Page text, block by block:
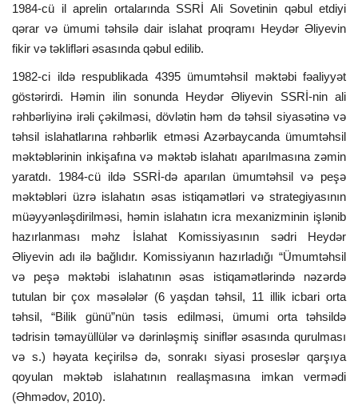
1984-cü il aprelin ortalarında SSRİ Ali Sovetinin qəbul etdiyi
qərar və ümumi təhsilə dair islahat proqramı Heydər Əliyevin
fikir və təklifləri əsasında qəbul edilib.
1982-ci ildə respublikada 4395 ümumtəhsil məktəbi fəaliyyət
göstərirdi. Həmin ilin sonunda Heydər Əliyevin SSRİ-nin ali
rəhbərliyinə irəli çəkilməsi, dövlətin həm də təhsil siyasətinə və
təhsil islahatlarına rəhbərlik etməsi Azərbaycanda ümumtəhsil
məktəblərinin inkişafına və məktəb islahatı aparılmasına zəmin
yaratdı. 1984-cü ildə SSRİ-də aparılan ümumtəhsil və peşə
məktəbləri üzrə islahatın əsas istiqamətləri və strategiyasının
müəyyənləşdirilməsi, həmin islahatın icra mexanizminin işlənib
hazırlanması məhz İslahat Komissiyasının sədri Heydər
Əliyevin adı ilə bağlıdır. Komissiyanın hazırladığı “Ümumtəhsil
və peşə məktəbi islahatının əsas istiqamətlərində nəzərdə
tutulan bir çox məsələlər (6 yaşdan təhsil, 11 illik icbari orta
təhsil, “Bilik günü”nün təsis edilməsi, ümumi orta təhsildə
tədrisin təmayüllülər və dərinləşmiş siniflər əsasında qurulması
və s.) həyata keçirilsə də, sonrakı siyasi proseslər qarşıya
qoyulan məktəb islahatının reallaşmasına imkan vermədi
(Əhmədov, 2010).